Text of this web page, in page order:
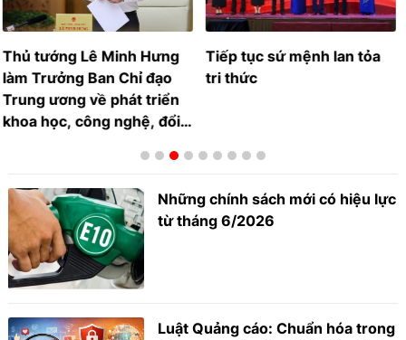
Tiếp tục sứ mệnh lan tỏa
tri thức
HỘI NGHỊ TRUNG ƯƠNG 3
KHÓA XIV: Hoàn thiện thể
Những chính sách mới có hiệu lực
từ tháng 6/2026
Luật Quảng cáo: Chuẩn hóa trong